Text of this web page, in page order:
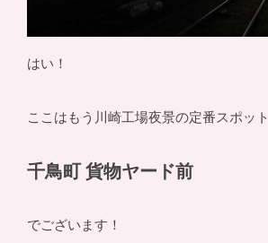
はい！
ここはもう川崎工場夜景の定番スポット
千鳥町 貨物ヤード前
でございます！